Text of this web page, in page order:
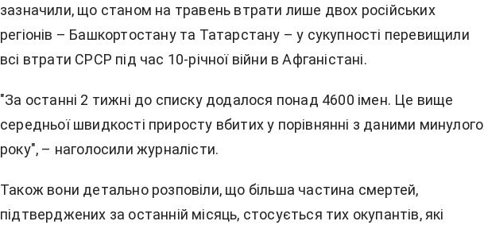
зазначили, що станом на травень втрати лише двох російських
регіонів – Башкортостану та Татарстану – у сукупності перевищили
всі втрати СРСР під час 10-річної війни в Афганістані.
"За останні 2 тижні до списку додалося понад 4600 імен. Це вище
середньої швидкості приросту вбитих у порівнянні з даними минулого
року", – наголосили журналісти.
Також вони детально розповіли, що більша частина смертей,
підтверджених за останній місяць, стосується тих окупантів, які